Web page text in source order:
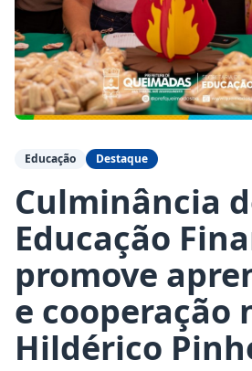
Educação Destaque
Culminância
Educação
promove
e cooperação
Hildérico